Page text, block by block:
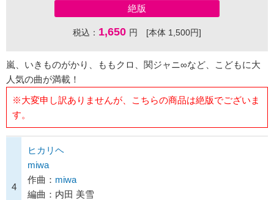
絶版
税込： 1,650 円 [本体 1,500円]
嵐、いきものがかり、ももクロ、関ジャニ∞など、こどもに大
人気の曲が満載！
※大変申し訳ありませんが、こちらの商品は絶版でございま
す。
4
ヒカリヘ
miwa
作曲： miwa
編曲：内田 美雪